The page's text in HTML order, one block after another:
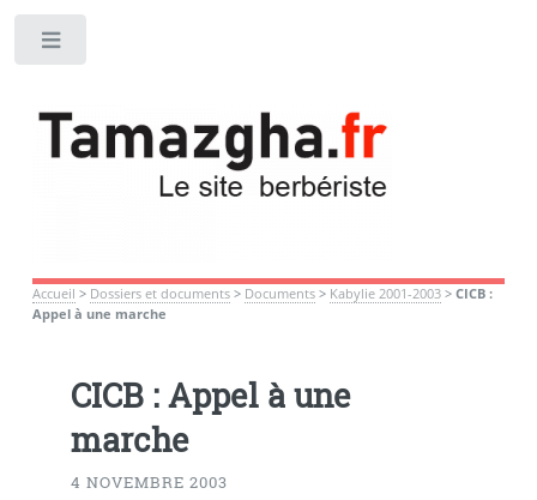
Accueil > Dossiers et documents> Documents> Kabylie 2001-2003> CICB :
Appel à une marche
CICB : Appel à une
marche
4 NOVEMBRE 2003